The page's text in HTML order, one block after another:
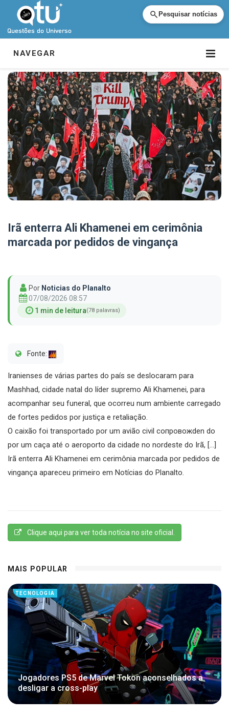
Pesquisar notícias
NAVEGAR
Irã enterra Ali Khamenei em cerimônia
marcada por pedidos de vingança
Por Noticias do Planalto
07/08/2026 08:57
1 min de leitura(78 palavras)
Fonte:
Iranienses de várias partes do país se deslocaram para
Mashhad, cidade natal do líder supremo Ali Khamenei, para
acompanhar seu funeral, que ocorreu num ambiente carregado
de fortes pedidos por justiça e retaliação.
O caixão foi transportado por um avião civil сопровожden do
por um caça até o aeroporto da cidade no nordeste do Irã, […]
Irã enterra Ali Khamenei em cerimônia marcada por pedidos de
vingança apareceu primeiro em Notícias do Planalto.
Clique aqui para ver toda notícia no site oficial.
MAIS POPULAR
TECNOLOGIA
Jogadores PS5 de Marvel Tokon aconselhados a
desligar a cross-play